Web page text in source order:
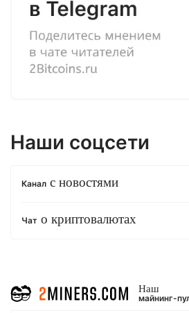
Наши соцсети
Канал с новостями
Чат о криптовалютах
Наш
майнинг-